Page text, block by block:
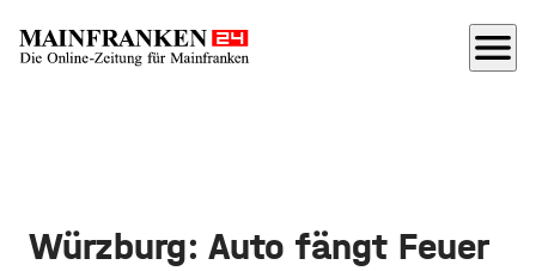
menu
Würzburg: Auto fängt Feuer